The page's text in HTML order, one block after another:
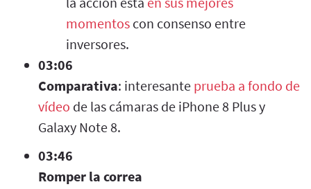
momentos con consenso entre
inversores.
03:06
Comparativa: interesante prueba a fondo de
vídeo de las cámaras de iPhone 8 Plus y
Galaxy Note 8.
03:46
Romper la correa